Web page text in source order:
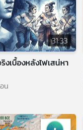
31:33
งเบื้องหลังไฟเสน่หา
น